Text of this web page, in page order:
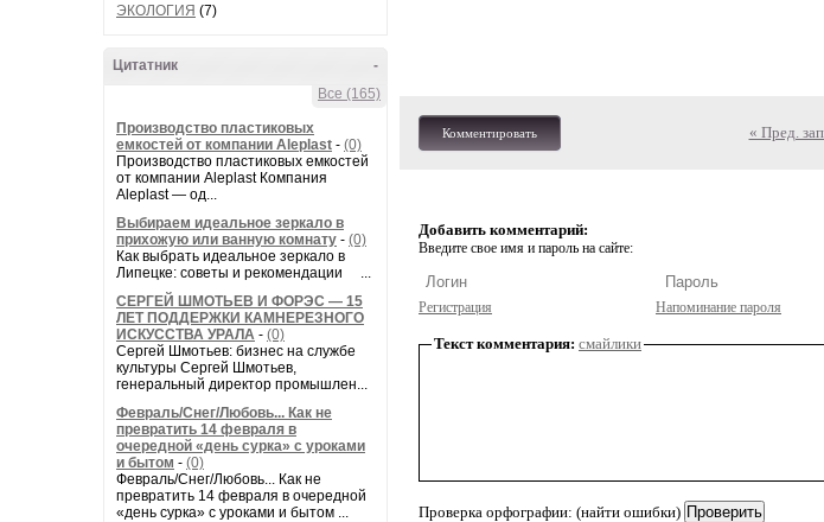
ЭКОЛОГИЯ (7)
-
Цитатник
Все (165)
Производство пластиковых
емкостей от компании Aleplast - (0)
Производство пластиковых емкостей
от компании Aleplast Компания
Aleplast — од...
Выбираем идеальное зеркало в
прихожую или ванную комнату - (0)
Как выбрать идеальное зеркало в
Липецке: советы и рекомендации ...
СЕРГЕЙ ШМОТЬЕВ И ФОРЭС — 15
ЛЕТ ПОДДЕРЖКИ КАМНЕРЕЗНОГО
ИСКУССТВА УРАЛА - (0)
Сергей Шмотьев: бизнес на службе
культуры Сергей Шмотьев,
генеральный директор промышлен...
Февраль/Снег/Любовь... Как не
превратить 14 февраля в
очередной «день сурка» с уроками
и бытом - (0)
Февраль/Снег/Любовь... Как не
превратить 14 февраля в очередной
«день сурка» с уроками и бытом ...
Комментировать « Пред.
Добавить комментарий:
Введите свое имя и пароль на сайте:
Регистрация Напоминание пароля
Текст комментария: смайлики
Проверка орфографии: (найти ошибки)